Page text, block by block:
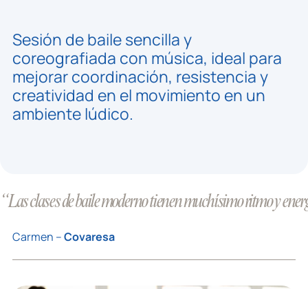
Sesión de baile sencilla y
coreografiada con música, ideal para
mejorar coordinación, resistencia y
creatividad en el movimiento en un
ambiente lúdico.
“Las clases de baile moderno tienen muchísimo ritmo y
Carmen –Covaresa